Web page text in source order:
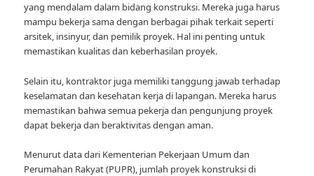
yang mendalam dalam bidang konstruksi. Mereka juga harus
mampu bekerja sama dengan berbagai pihak terkait seperti
arsitek, insinyur, dan pemilik proyek. Hal ini penting untuk
memastikan kualitas dan keberhasilan proyek.
Selain itu, kontraktor juga memiliki tanggung jawab terhadap
keselamatan dan kesehatan kerja di lapangan. Mereka harus
memastikan bahwa semua pekerja dan pengunjung proyek
dapat bekerja dan beraktivitas dengan aman.
Menurut data dari Kementerian Pekerjaan Umum dan
Perumahan Rakyat (PUPR), jumlah proyek konstruksi di